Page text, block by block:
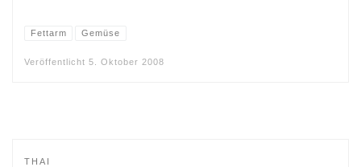
Fettarm Gemüse
Veröffentlicht 5. Oktober 2008
THAI